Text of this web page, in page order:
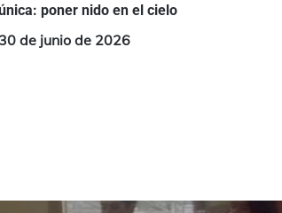
poner nido en el cielo
30 de junio de 2026